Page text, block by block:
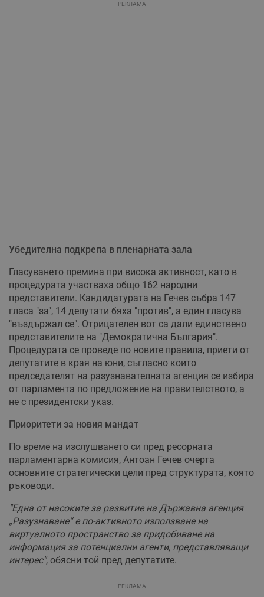
РЕКЛАМА
Убедителна подкрепа в пленарната зала
Гласуването премина при висока активност, като в
процедурата участваха общо 162 народни
представители. Кандидатурата на Гечев събра 147
гласа "за", 14 депутати бяха "против", а един гласува
"въздържал се". Отрицателен вот са дали единствено
представителите на "Демократична България".
Процедурата се проведе по новите правила, приети от
депутатите в края на юни, съгласно които
председателят на разузнавателната агенция се избира
от парламента по предложение на правителството, а
не с президентски указ.
Приоритети за новия мандат
По време на изслушването си пред ресорната
парламентарна комисия, Антоан Гечев очерта
основните стратегически цели пред структурата, която
ръководи.
"Една от насоките за развитие на Държавна агенция
„Разузнаване“ е по-активното използване на
виртуалното пространство за придобиване на
информация за потенциални агенти, представляващи
интерес", обясни той пред депутатите.
РЕКЛАМА